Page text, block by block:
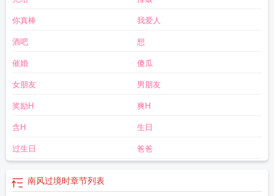
你真棒 我爱人
酒吧 想
催婚 傻瓜
女朋友 男朋友
奖励H 爽H
含H 生日
过生日 爸爸
南风过境时章节列表